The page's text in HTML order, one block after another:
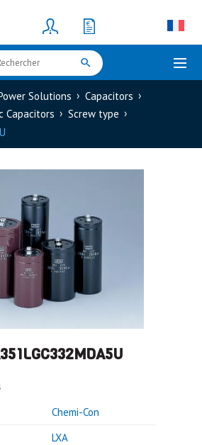
Solutions
Capacitors
Capacitors
Screw type
Chemi-Con
LXA